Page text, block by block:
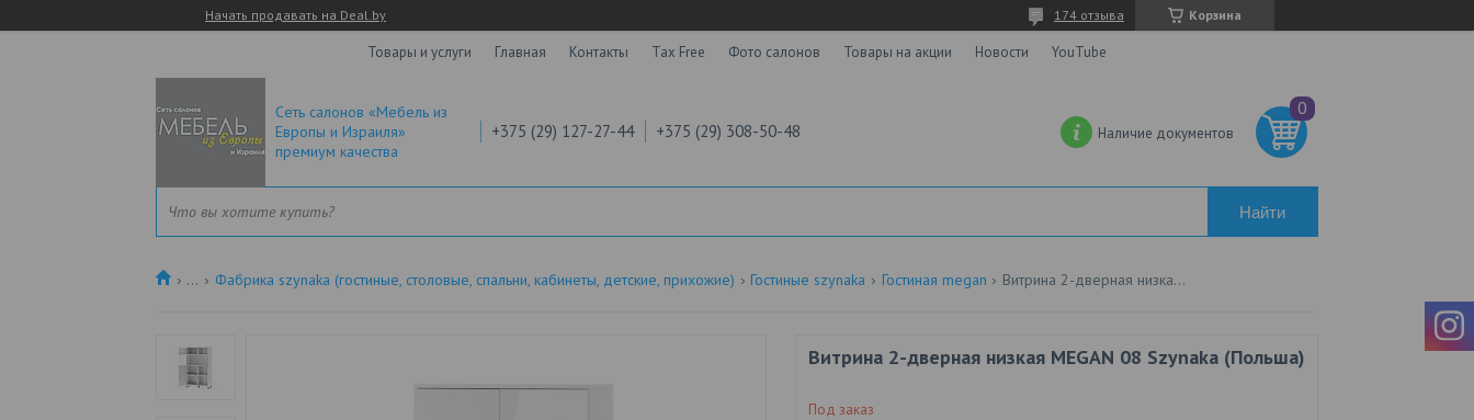
Начать продавать на Deal.by Корзина
174 отзыва
Товары и услуги Главная Контакты Tax Free Фото салонов Товары на акции Новости YouTube
Сеть салонов «Мебель из
Европы и Израиля»
премиум качества
+375 (29) 127-27-44 +375 (29) 308-50-48 Наличие документов
Найти
... Фабрика szynaka (гостиные, столовые, спальни, кабинеты, детские, прихожие) Гостиные szynaka Гостиная megan Витрина 2-дверная низкая megan 08 szynaka (польша)
Витрина 2-дверная низкая MEGAN 08 Szynaka (Польша)
Под заказ